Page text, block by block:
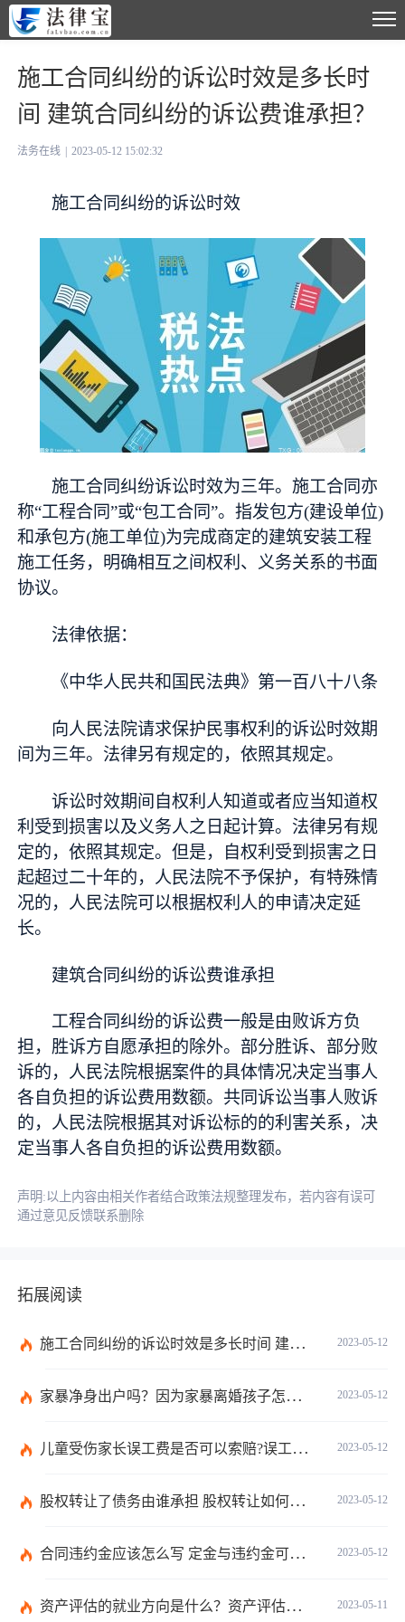
施工合同纠纷的诉讼时效是多长时
间 建筑合同纠纷的诉讼费谁承担？
法务在线 2023-05-12 15:02:32
施工合同纠纷的诉讼时效
施工合同纠纷诉讼时效为三年。施工合同亦
称“工程合同”或“包工合同”。指发包方(建设单位)
和承包方(施工单位)为完成商定的建筑安装工程
施工任务，明确相互之间权利、义务关系的书面
协议。
法律依据：
《中华人民共和国民法典》第一百八十八条
向人民法院请求保护民事权利的诉讼时效期
间为三年。法律另有规定的，依照其规定。
诉讼时效期间自权利人知道或者应当知道权
利受到损害以及义务人之日起计算。法律另有规
定的，依照其规定。但是，自权利受到损害之日
起超过二十年的，人民法院不予保护，有特殊情
况的，人民法院可以根据权利人的申请决定延
长。
建筑合同纠纷的诉讼费谁承担
工程合同纠纷的诉讼费一般是由败诉方负
担，胜诉方自愿承担的除外。部分胜诉、部分败
诉的，人民法院根据案件的具体情况决定当事人
各自负担的诉讼费用数额。共同诉讼当事人败诉
的，人民法院根据其对诉讼标的的利害关系，决
定当事人各自负担的诉讼费用数额。
声明:以上内容由相关作者结合政策法规整理发布，若内容有误可
通过意见反馈联系删除
拓展阅读
2023-05-12
施工合同纠纷的诉讼时效是多长时间 建筑合同纠纷的诉讼费谁承担？
2023-05-12
家暴净身出户吗？因为家暴离婚孩子怎么判？
2023-05-12
儿童受伤家长误工费是否可以索赔?误工费的赔偿是什么？
2023-05-12
股权转让了债务由谁承担 股权转让如何办手续和流程？
2023-05-12
合同违约金应该怎么写 定金与违约金可以并用吗？
2023-05-11
资产评估的就业方向是什么？资产评估报告书必须由资产评估机构独立撰写吗？